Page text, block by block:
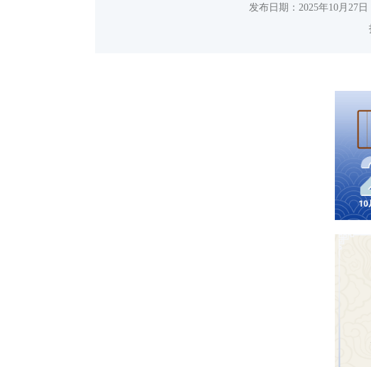
发布日期：2025年10月